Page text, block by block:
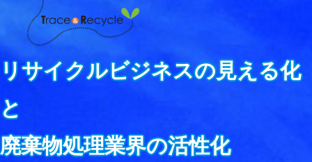
リサイクルビジネスの見える化
と
廃棄物処理業界の活性化